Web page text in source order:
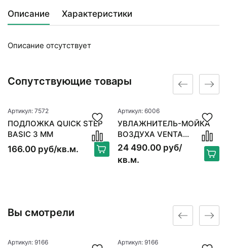
Описание Характеристики
Описание отсутствует
Сопутствующие товары
Артикул: 7572
ПОДЛОЖКА QUICK STEP
BASIC 3 ММ
166.00 руб/кв.м.
Артикул: 6006
УВЛАЖНИТЕЛЬ-МОЙКА
ВОЗДУХА VENTA
ORIGINAL LW15, БЕЛЫЙ
24 490.00 руб/
кв.м.
Вы смотрели
Артикул: 9166 Артикул: 9166